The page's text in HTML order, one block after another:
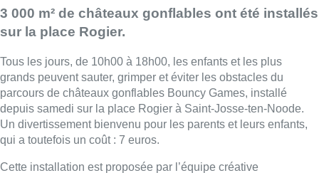
ten-Noode. Après les Bouncy Games, la “pyramide” de la place
Rogier accueillera des dinosaures animés et des répliques
grandeur nature de ces animaux préhistoriques sur 2 000 m².
Cette expo immersive nommée Dinos Alive sera accessible
quotidiennement de 10h à 18h. Elle s’adresse à chacun à partir
de 4 ans et pour un prix d’entrée de 10 euros.
■ Images et interviews deMeryem LaadissietBéatrice
Broutout.
Lire aussi :